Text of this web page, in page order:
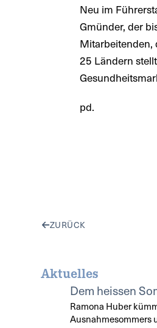
Neu im
Gmünder, der
Mitarbeitenden,
25 Ländern
pd.
ZURÜCK
Aktuelles
Dem heissen
Ramona Huber
Ausnahmesommers